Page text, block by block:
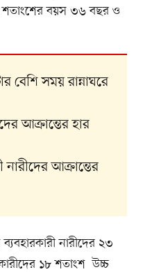
বয়স ৩৬ বছর ও
বেশি সময় রান্নাঘরে
আক্রান্তের হার
নারীদের আক্রান্তের
নারীদের ২৩
১৮ শতাংশ উচ্চ